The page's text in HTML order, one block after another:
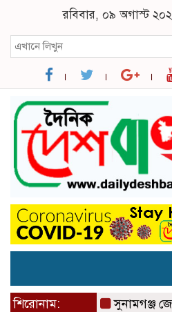
রবিবার, ০৯ অগাস্ট
শিরোনাম: সুনামগঞ্জ জেলা